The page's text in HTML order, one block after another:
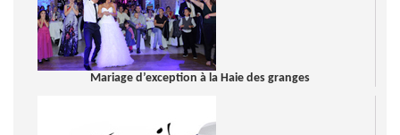
Mariage d’exception à la Haie des granges